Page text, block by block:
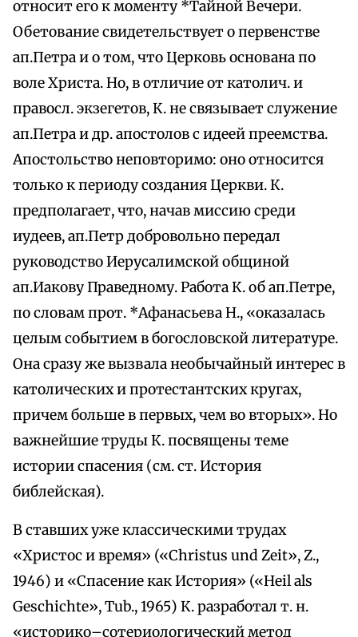
относит его к моменту *Тайной Вечери.
Обетование свидетельствует о первенстве
ап.Петра и о том, что Церковь основана по
воле Христа. Но, в отличие от католич. и
правосл. экзегетов, К. не связывает служение
ап.Петра и др. апостолов с идеей преемства.
Апостольство неповторимо: оно относится
только к периоду создания Церкви. К.
предполагает, что, начав миссию среди
иудеев, ап.Петр добровольно передал
руководство Иерусалимской общиной
ап.Иакову Праведному. Работа К. об ап.Петре,
по словам прот. *Афанасьева Н., «оказалась
целым событием в богословской литературе.
Она сразу же вызвала необычайный интерес в
католических и протестантских кругах,
причем больше в первых, чем во вторых». Но
важнейшие труды К. посвящены теме
истории спасения (см. ст. История
библейская).
В ставших уже классическими трудах
«Христос и время» («Christus und Zeit», Z.,
1946) и «Спасение как История» («Heil als
Geschichte», Tub., 1965) К. разработал т. н.
«историко–сотериологический метод